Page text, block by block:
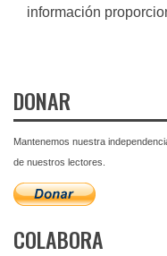
información
DONAR
Mantenemos nuestra
de nuestros lectores.
COLABORA